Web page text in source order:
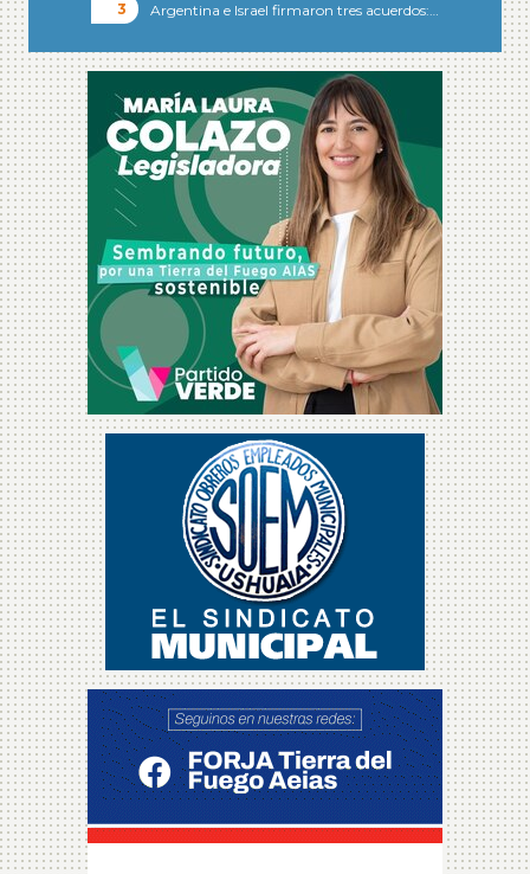
Argentina e Israel firmaron tres acuerdos:…